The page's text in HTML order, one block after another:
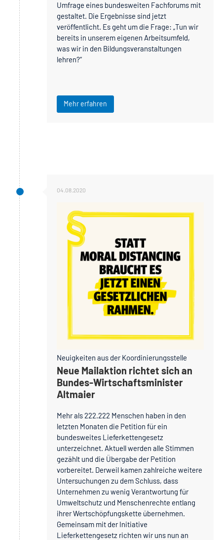
Umfrage eines bundesweiten Fachforums mit
gestaltet. Die Ergebnisse sind jetzt
veröffentlicht. Es geht um die Frage: „Tun wir
bereits in unserem eigenen Arbeitsumfeld,
was wir in den Bildungsveranstaltungen
lehren?“
Mehr erfahren
04.08.2020
Neuigkeiten aus der Koordinierungsstelle
Neue Mailaktion richtet sich an
Bundes-Wirtschaftsminister
Altmaier
Mehr als 222.222 Menschen haben in den
letzten Monaten die Petition für ein
bundesweites Lieferkettengesetz
unterzeichnet. Aktuell werden alle Stimmen
gezählt und die Übergabe der Petition
vorbereitet. Derweil kamen zahlreiche weitere
Untersuchungen zu dem Schluss, dass
Unternehmen zu wenig Verantwortung für
Umweltschutz und Menschenrechte entlang
ihrer Wertschöpfungskette übernehmen.
Gemeinsam mit der Initiative
Lieferkettengesetz richten wir uns nun an